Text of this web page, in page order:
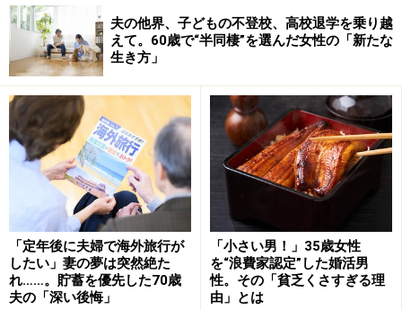
感もしてくれなかった。
「私の場合はとにかく気持ちの落ち込みがひどかったん
です。否定的なことばかり言ってしまう自分がイヤで、
また落ち込むというネガティブループにはまってしまっ
た。夫は当たらずさわらずというか、私が暗い気持ちで
いると、そうっと離れて話しかけてもこなかった」
思春期の息子は、そんな母にどう対処していいかわから
なかったのだろう。部活に打ち込んでいたこともあり、
帰宅がどんどん遅くなっていった。
夫の他界、子どもの不登校、高校退学を乗り越
えて。60歳で“半同棲”を選んだ女性の「新たな
生き方」
「定年後に夫婦で海外旅行が
したい」妻の夢は突然絶た
れ……。貯蓄を優先した70歳
夫の「深い後悔」
「小さい男！」35歳女性
を“浪費家認定”した婚活男
性。その「貧乏くさすぎる理
由」とは